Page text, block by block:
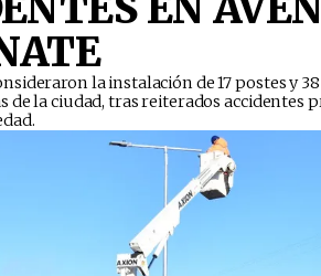
la instalación de 17 postes y
de la ciudad, tras reiterados accidentes